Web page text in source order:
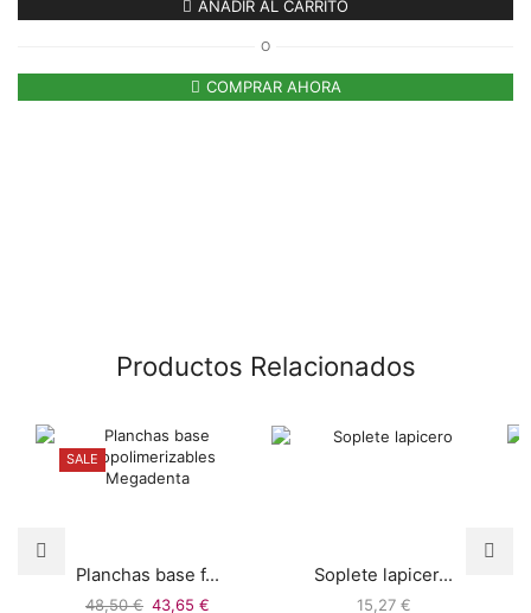
AÑADIR AL CARRITO
O
COMPRAR AHORA
Productos Relacionados
SALE
Planchas base f...
48,50€ 43,65 €
Soplete lapicer...
15,27 €